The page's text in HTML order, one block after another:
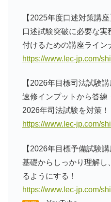
【2025年度口述対策講座
口述試験突破に必要な実
付けるための講座ライン
https://www.lec-jp.com/
【2026年目標司法試験講
速修インプットから答練
2026年司法試験を対策！
https://www.lec-jp.com/
【2026年目標予備試験講
基礎からしっかり理解し
るようにする！
https://www.lec-jp.com/